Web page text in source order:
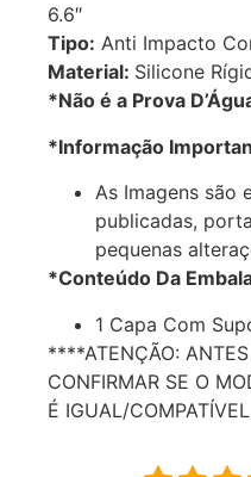
6.6″
Tipo: Anti Impacto
Material: Silicone
*Não é a Prova
*Informação
As Imagens são
publicadas,
pequenas
*Conteúdo Da
1 Capa Com
****ATENÇÃO:
CONFIRMAR SE O
É IGUAL/